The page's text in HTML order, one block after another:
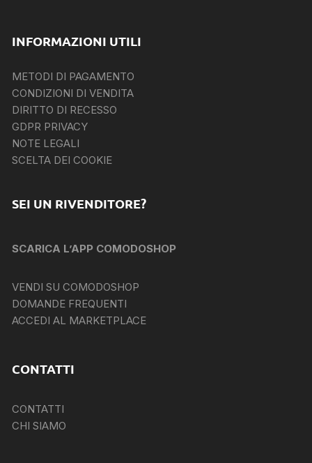
INFORMAZIONI UTILI
METODI DI PAGAMENTO
CONDIZIONI DI VENDITA
DIRITTO DI RECESSO
GDPR PRIVACY
NOTE LEGALI
SCELTA DEI COOKIE
SEI UN RIVENDITORE?
SCARICA L’APP COMODOSHOP
VENDI SU COMODOSHOP
DOMANDE FREQUENTI
ACCEDI AL MARKETPLACE
CONTATTI
CONTATTI
CHI SIAMO